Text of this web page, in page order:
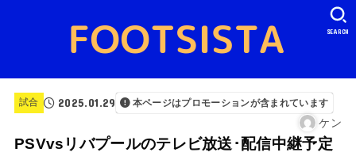
SEARCH
試合 2025.01.29 本ページはプロモーションが含まれています
ケン
PSVvsリバプールのテレビ放送･配信中継予定